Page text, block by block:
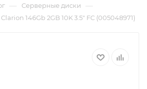
— Серверные диски —
146Gb 2GB 10K 3.5" FC (005048971)